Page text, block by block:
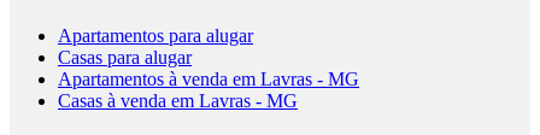
Apartamentos para alugar
Casas para alugar
Apartamentos à venda em Lavras - MG
Casas à venda em Lavras - MG